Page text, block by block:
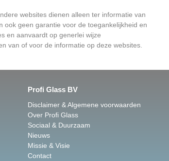
websites dienen alleen ter informatie van
ook geen garantie voor de toegankelijkheid en
en aanvaardt op generlei wijze
van of voor de informatie op deze websites.
Profi Glass BV
Disclaimer & Algemene voorwaarden
Over Profi Glass
Sociaal & Duurzaam
Nieuws
Missie & Visie
Contact